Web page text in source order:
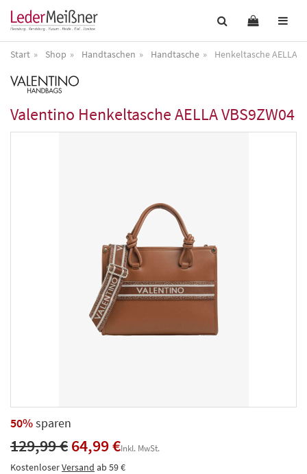
Start Shop Handtaschen Handtasche Henkeltasche AELLA
Valentino Henkeltasche AELLA VBS9ZW04
50%sparen
129,99 €64,99 €Inkl. MwSt.
KostenloserVersand ab 59 €